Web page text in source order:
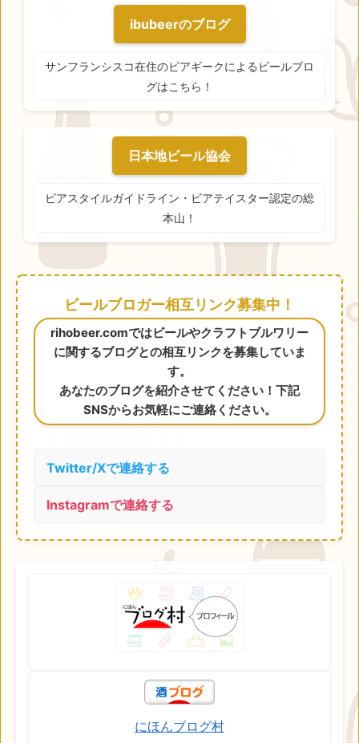
ibubeerのブログ
サンフランシスコ在住のビアギークによるビールブロ
グはこちら！
日本地ビール協会
ビアスタイルガイドライン・ビアテイスター認定の総
本山！
ビールブロガー相互リンク募集中！
rihobeer.comではビールやクラフトブルワリー
に関するブログとの相互リンクを募集していま
す。
あなたのブログを紹介させてください！下記
SNSからお気軽にご連絡ください。
Twitter/Xで連絡する
Instagramで連絡する
にほんブログ村